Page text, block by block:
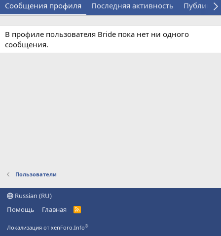
Сообщения профиля Последняя активность
В профиле пользователя Bride пока нет ни одного
сообщения.
Пользователи
Russian (RU)
Помощь
Главная
R
Локализация от xenForo.Info®